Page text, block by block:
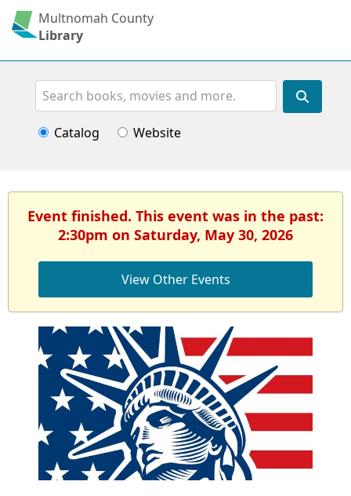
Multnomah County
Library
Search
Catalog Website
Event finished. This event was in the past:
2:30pm on Saturday, May 30, 2026
View Other Events